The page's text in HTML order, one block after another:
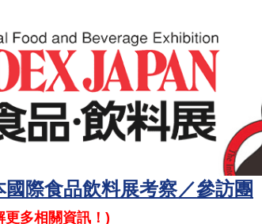
際食品飲料展考察／參訪團
多相關資訊！ )